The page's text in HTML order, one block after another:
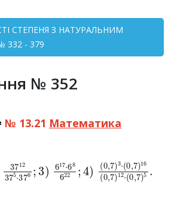
СТЕПЕНЯ З НАТУРАЛЬНИМ
- 379
№ 352
№ 13.21 Математика
3712 37 5⋅376 3 617⋅6 8622